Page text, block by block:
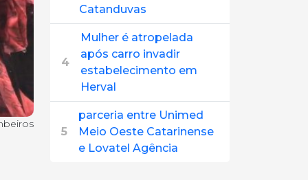
Catanduvas
4
Mulher é atropelada
após carro invadir
estabelecimento em
Herval
5
parceria entre Unimed
Meio Oeste Catarinense
e Lovatel Agência